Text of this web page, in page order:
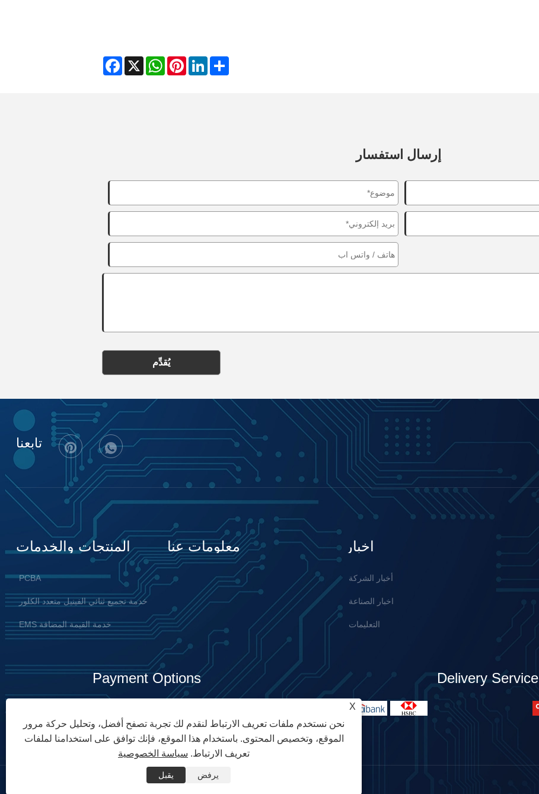
Facebook X
WhatsAppPinterestLinkedInShare
إرسال استفسار
يُقدِّم
تابعنا
المنتجات والخدمات
PCBA
خدمة تجميع ثنائي الفينيل متعدد الكلور
خدمة القيمة المضافة EMS
معلومات عنا أخبار
أخبار الشركة
اخبار الصناعة
التعليمات
Delivery Service
Payment Options
X
نحن نستخدم ملفات تعريف الارتباط لنقدم لك تجربة تصفح أفضل، وتحليل حركة مرور
الموقع، وتخصيص المحتوى. باستخدام هذا الموقع، فإنك توافق على استخدامنا لملفات
تعريف الارتباط. سياسة الخصوصية
يرفض يقبل